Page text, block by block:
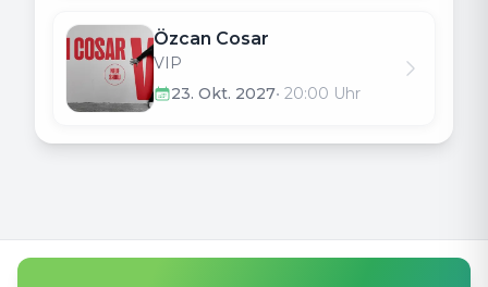
Özcan Cosar
VIP
23. Okt. 2027• 20:00 Uhr